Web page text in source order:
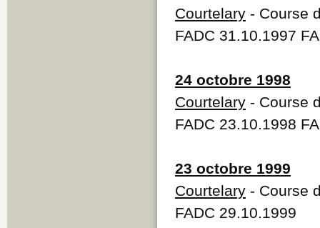
Courtelary - Course
FADC 31.10.1997
24 octobre 1998
Courtelary - Course
FADC 23.10.1998
23 octobre 1999
Courtelary - Course
FADC 29.10.1999